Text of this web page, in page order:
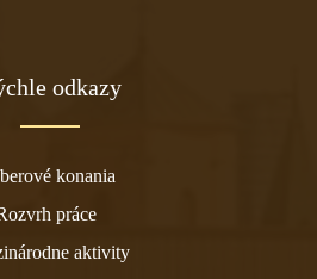
odkazy
konania
práce
aktivity